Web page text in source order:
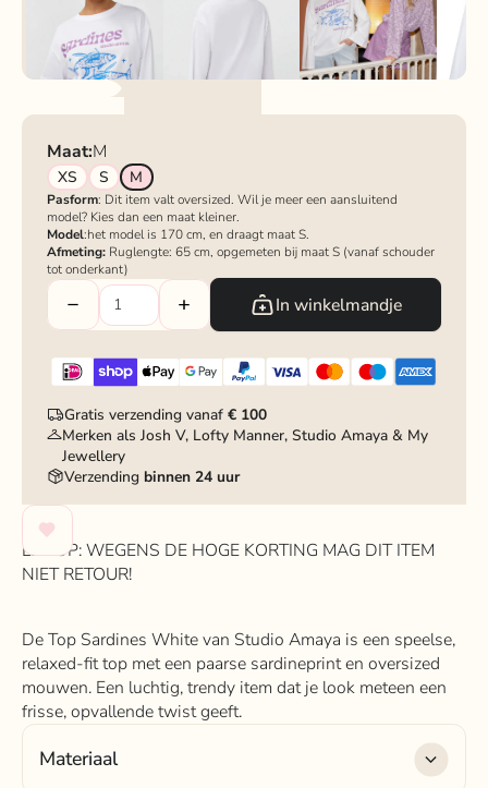
Maat:M
XS S M
Pasform: Dit item valtoversized. Wil je meer een aansluitend
model? Kies dan een maat kleiner.
Model:het model is 170 cm, en draagt maat S.
Afmeting: Ruglengte: 65 cm, opgemeten bij maat S (vanaf schouder
tot onderkant)
In winkelmandje
Gratis verzending vanaf€ 100
Merken als Josh V, Lofty Manner, Studio Amaya & My
Jewellery
Verzendingbinnen 24 uur
LET OP: WEGENS DE HOGE KORTING MAG DIT ITEM
NIET RETOUR!
De Top Sardines White van Studio Amaya is een speelse,
relaxed-fit top met een paarse sardineprint en oversized
mouwen. Een luchtig, trendy item dat je look meteen een
frisse, opvallende twist geeft.
Materiaal